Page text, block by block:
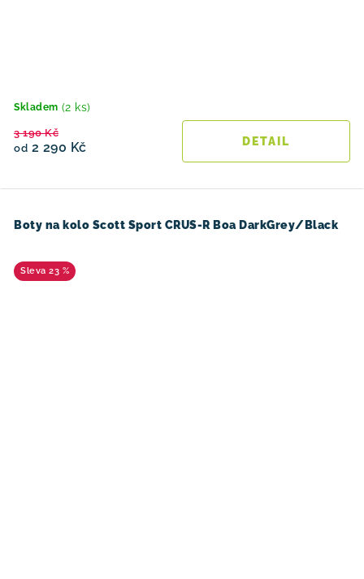
Skladem (2 ks)
od 2 290 Kč
3 190 Kč
Boty na kolo Scott Sport CRUS-R Boa DarkGrey/Black
23 %